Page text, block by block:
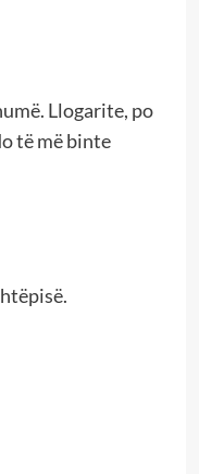
Llogarite, po
të më binte